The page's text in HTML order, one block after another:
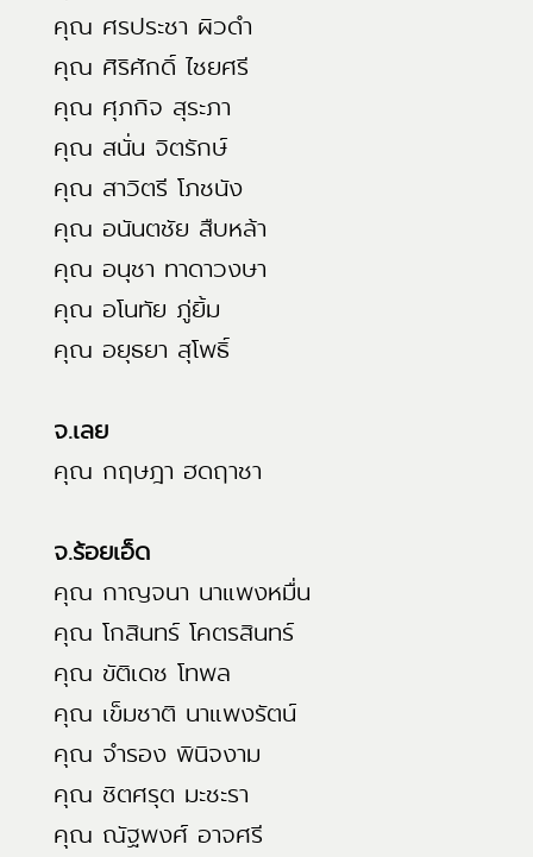
คุณ ศรประชา ผิวดำ
คุณ ศิริศักดิ์ ไชยศรี
คุณ ศุภกิจ สุระภา
คุณ สนั่น จิตรักษ์
คุณ สาวิตรี โภชนัง
คุณ อนันตชัย สืบหล้า
คุณ อนุชา ทาดาวงษา
คุณ อโนทัย ภู่ยิ้ม
คุณ อยุธยา สุโพธิ์
จ.เลย
คุณ กฤษฎา ฮดฤาชา
จ.ร้อยเอ็ด
คุณ กาญจนา นาแพงหมื่น
คุณ โกสินทร์ โคตรสินทร์
คุณ ขัติเดช โทพล
คุณ เข็มชาติ นาแพงรัตน์
คุณ จำรอง พินิจงาม
คุณ ชิตศรุต มะชะรา
คุณ ณัฐพงศ์ อาจศรี